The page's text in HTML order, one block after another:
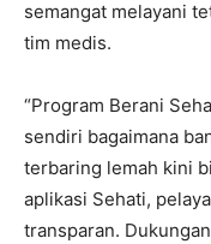
semangat melayani
tim medis.
“Program Berani
sendiri bagaimana
terbaring lemah kini
aplikasi Sehati,
transparan.